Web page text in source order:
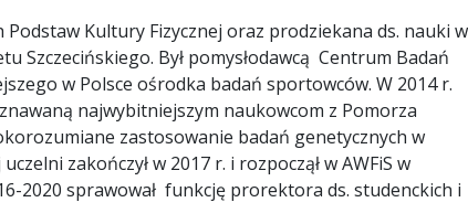
Kultury Fizycznej oraz prodziekana ds. nauki w
Szczecińskiego. Był pomysłodawcą Centrum Badań
w Polsce ośrodka badań sportowców. W 2014 r.
najwybitniejszym naukowcom z Pomorza
zastosowanie badań genetycznych w
zakończył w 2017 r. i rozpoczął w AWFiS w
2020 sprawował funkcję prorektora ds. studenckich i